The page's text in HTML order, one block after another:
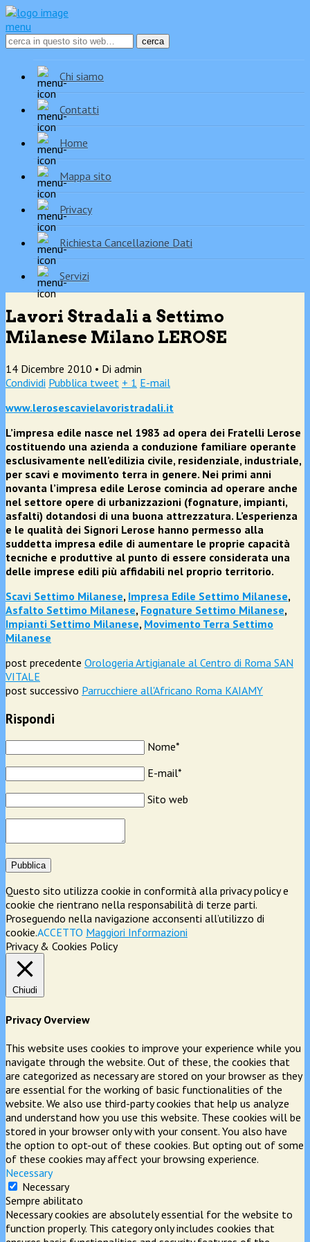
menu
Chi siamo
Contatti
Home
Mappa sito
Privacy
Richiesta Cancellazione Dati
Servizi
Lavori Stradali a Settimo
Milanese Milano LEROSE
14 Dicembre 2010 • Di admin
Condividi Pubblica tweet + 1 E-mail
www.lerosescavielavoristradali.it
L’impresa edile nasce nel 1983 ad opera dei Fratelli Lerose
costituendo una azienda a conduzione familiare operante
esclusivamente nell’edilizia civile, residenziale, industriale,
per scavi e movimento terra in genere. Nei primi anni
novanta l’impresa edile Lerose comincia ad operare anche
nel settore opere di urbanizzazioni (fognature, impianti,
asfalti) dotandosi di una buona attrezzatura. L’esperienza
e le qualità dei Signori Lerose hanno permesso alla
suddetta impresa edile di aumentare le proprie capacità
tecniche e produttive al punto di essere considerata una
delle imprese edili più affidabili nel proprio territorio.
Scavi Settimo Milanese, Impresa Edile Settimo Milanese,
Asfalto Settimo Milanese, Fognature Settimo Milanese,
Impianti Settimo Milanese, Movimento Terra Settimo
Milanese
post precedente Orologeria Artigianale al Centro di Roma SAN
VITALE
post successivo Parrucchiere all'Africano Roma KAIAMY
Rispondi
Nome*
E-mail*
Sito web
Pubblica
Questo sito utilizza cookie in conformità alla privacy policy e
cookie che rientrano nella responsabilità di terze parti.
Proseguendo nella navigazione acconsenti all’utilizzo di
cookie.ACCETTO Maggiori Informazioni
Privacy & Cookies Policy
Chiudi
Privacy Overview
This website uses cookies to improve your experience while you
navigate through the website. Out of these, the cookies that
are categorized as necessary are stored on your browser as they
are essential for the working of basic functionalities of the
website. We also use third-party cookies that help us analyze
and understand how you use this website. These cookies will be
stored in your browser only with your consent. You also have
the option to opt-out of these cookies. But opting out of some
of these cookies may affect your browsing experience.
Necessary
Necessary
Sempre abilitato
Necessary cookies are absolutely essential for the website to
function properly. This category only includes cookies that